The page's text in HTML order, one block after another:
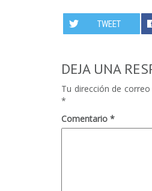
TWEET
DEJA UNA
Tu dirección de
*
Comentario *